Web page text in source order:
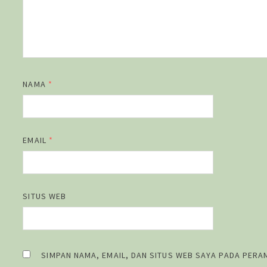
NAMA *
EMAIL *
SITUS WEB
SIMPAN NAMA, EMAIL, DAN SITUS WEB SAYA PADA